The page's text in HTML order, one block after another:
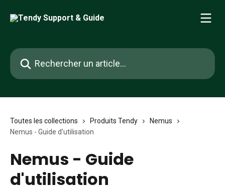
Rechercher un article...
Toutes les collections Produits Tendy
Nemus
Nemus - Guide d'utilisation
Nemus - Guide
d'utilisation